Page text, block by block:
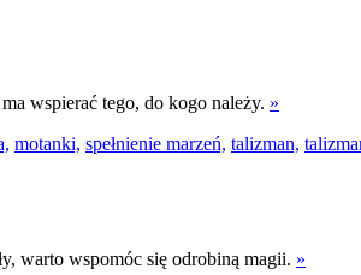
wspierać tego, do kogo należy. »
motanki, spełnienie marzeń, talizman,
warto wspomóc się odrobiną magii. »